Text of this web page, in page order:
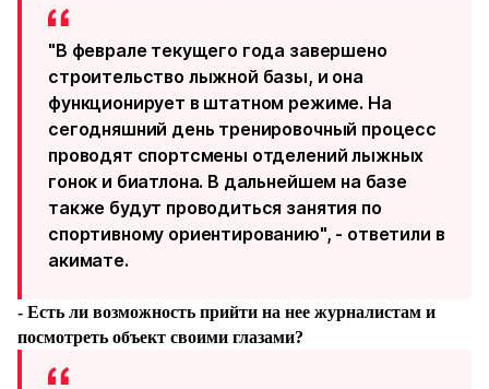
"В феврале текущего года завершено
строительство лыжной базы, и она
функционирует в штатном режиме. На
сегодняшний день тренировочный процесс
проводят спортсмены отделений лыжных
гонок и биатлона. В дальнейшем на базе
также будут проводиться занятия по
спортивному ориентированию", - ответили в
акимате.
- Есть ли возможность прийти на нее журналистам и
посмотреть объект своими глазами?